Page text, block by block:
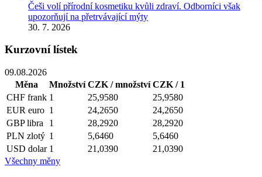
Češi volí přírodní kosmetiku kvůli zdraví. Odborníci však
upozorňují na přetrvávající mýty
30. 7. 2026
Kurzovní lístek
09.08.2026
Měna
Množství CZK / množství CZK / 1
CHF frank 1 25,9580
25,9580
EUR euro 1 24,2650
24,2650
GBP libra 1 28,2920
28,2920
PLN zlotý 1 5,6460
5,6460
USD dolar 1 21,0390
21,0390
Všechny měny